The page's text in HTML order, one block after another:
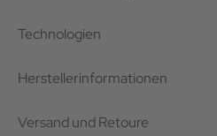
Technologien
Herstellerinformationen
Versand und Retoure